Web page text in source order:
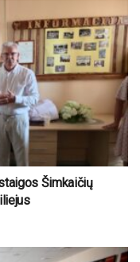
Šimkaičių